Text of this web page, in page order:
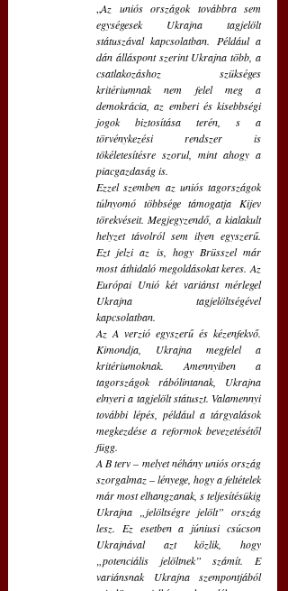
„Az uniós országok továbbra sem
egységesek Ukrajna tagjelölt
státuszával kapcsolatban. Például a
dán álláspont szerint Ukrajna több, a
csatlakozáshoz szükséges
kritériumnak nem felel meg a
demokrácia, az emberi és kisebbségi
jogok biztosítása terén, s a
törvénykezési rendszer is
tökéletesítésre szorul, mint ahogy a
piacgazdaság is.
Ezzel szemben az uniós tagországok
túlnyomó többsége támogatja Kijev
törekvéseit. Megjegyzendő, a kialakult
helyzet távolról sem ilyen egyszerű.
Ezt jelzi az is, hogy Brüsszel már
most áthidaló megoldásokat keres. Az
Európai Unió két variánst mérlegel
Ukrajna tagjelöltségével
kapcsolatban.
Az A verzió egyszerű és kézenfekvő.
Kimondja, Ukrajna megfelel a
kritériumoknak. Amennyiben a
tagországok rábólintanak, Ukrajna
elnyeri a tagjelölt státuszt. Valamennyi
további lépés, például a tárgyalások
megkezdése a reformok bevezetésétől
függ.
A B terv – melyet néhány uniós ország
szorgalmaz – lényege, hogy a feltételek
már most elhangzanak, s teljesítésükig
Ukrajna „jelöltségre jelölt” ország
lesz. Ez esetben a júniusi csúcson
Ukrajnával azt közlik, hogy
„potenciális jelöltnek” számít. E
variánsnak Ukrajna szempontjából